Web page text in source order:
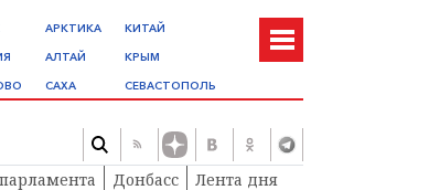
АРКТИКА
АЛТАЙ
САХА
КИТАЙ
КРЫМ
СЕВАСТОПОЛЬ
Донбасс
Лента дня